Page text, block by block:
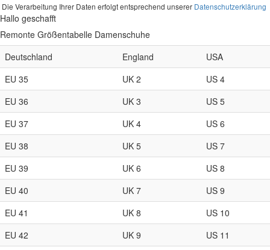
Die Verarbeitung Ihrer Daten erfolgt entsprechend unserer Datenschutzerklärung
Hallo geschafft
Remonte Größentabelle Damenschuhe
Deutschland
England
USA
EU 35
UK 2
US 4
EU 36
UK 3
US 5
EU 37
UK 4
US 6
EU 38
UK 5
US 7
EU 39
UK 6
US 8
EU 40
UK 7
US 9
EU 41
UK 8
US 10
EU 42
UK 9
US 11